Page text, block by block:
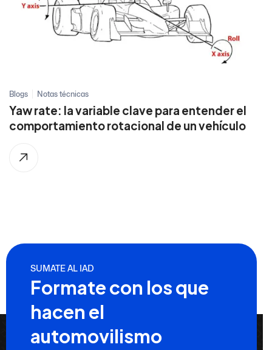
Blogs Notas técnicas
Yaw rate: la variable clave para entender el
comportamiento rotacional de un vehículo
SUMATE AL IAD
Formate con los que
hacen el
automovilismo